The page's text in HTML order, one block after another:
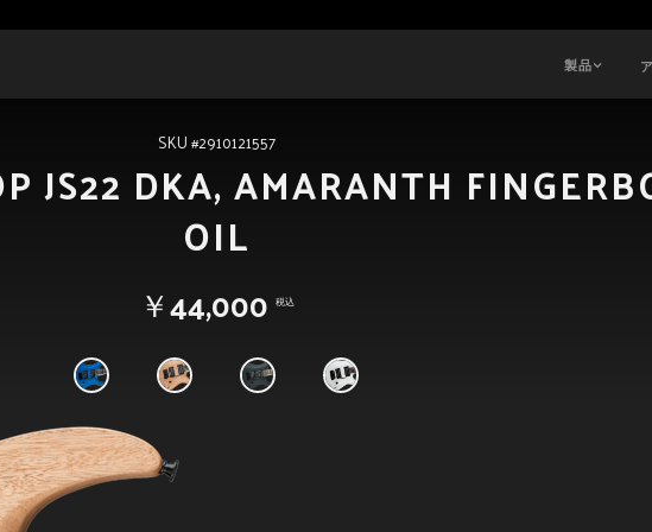
製品
SKU #2910121557
JS22 DKA, AMARANTH
OIL
￥44,000 税込